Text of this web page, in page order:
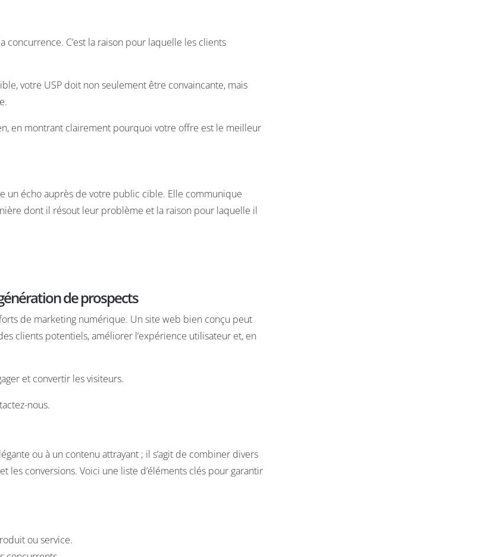
concurrence. C’est la raison pour laquelle les clients
votre USP doit non seulement être convaincante, mais
en montrant clairement pourquoi votre offre est le meilleur
un écho auprès de votre public cible. Elle communique
dont il résout leur problème et la raison pour laquelle il
de prospects
de marketing numérique. Un site web bien conçu peut
clients potentiels, améliorer l’expérience utilisateur et, en
et convertir les visiteurs.
nous.
ou à un contenu attrayant ; il s’agit de combiner divers
les conversions. Voici une liste d’éléments clés pour garantir
ou service.